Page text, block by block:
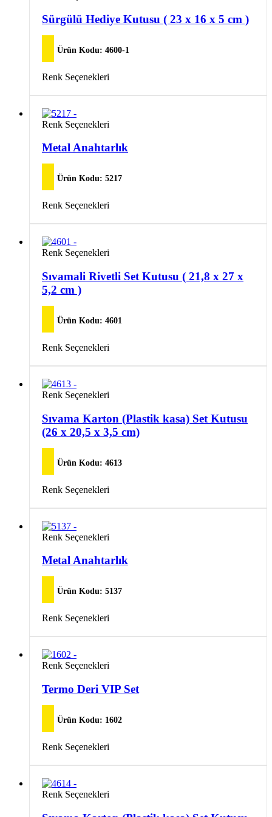
Seçenekler
ürün
sayfasından
seçilebilir
birden
fazla
varyasyonu
Seçenekler
ürün
sayfasından
seçilebilir
Sürgülü Hediye Kutusu ( 23 x 16 x 5 cm )
Ürün Kodu: 4600-1
Bu
birden
fazla
varyasyonu
var.
Seçenekler
ürün
sayfasından
seçilebilir
Renk Seçenekleri
Bu
birden
Seçenekler
ürün
sayfasından
seçilebilir
Renk Seçenekleri
Metal Anahtarlık
Ürün Kodu: 5217
Bu
birden
fazla
varyasyonu
var.
Seçenekler
ürün
sayfasından
Renk Seçenekleri
Bu
birden
fazla
varyasyonu
var.
Seçenekler
seçilebilir
Renk Seçenekleri
Sıvamali Rivetli Set Kutusu ( 21,8 x 27 x
5,2 cm )
Ürün Kodu: 4601
Bu
birden
fazla
varyasyonu
var.
Seçenekler
ürün
sayfasından
Renk Seçenekleri
Bu
birden
fazla
varyasyonu
var.
Seçenekler
seçilebilir
Renk Seçenekleri
Sıvama Karton (Plastik kasa) Set Kutusu
(26 x 20,5 x 3,5 cm)
Ürün Kodu: 4613
Bu
birden
fazla
varyasyonu
var.
Seçenekler
ürün
sayfasından
seçilebilir
Renk Seçenekleri
Bu
birden
Seçenekler
ürün
sayfasından
seçilebilir
Renk Seçenekleri
Metal Anahtarlık
Ürün Kodu: 5137
Bu
birden
fazla
varyasyonu
Seçenekler
ürün
sayfasından
seçilebilir
Renk Seçenekleri
Bu
birden
Seçenekler
ürün
sayfasından
seçilebilir
Renk Seçenekleri
Termo Deri VIP Set
Ürün Kodu: 1602
Bu
birden
fazla
varyasyonu
var.
Seçenekler
Renk Seçenekleri
Bu
Renk Seçenekleri